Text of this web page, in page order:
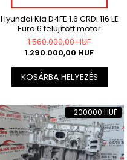
Hyundai Kia D4FE 1.6 CRDi 116 LE
Euro 6 felújított motor
1.560.000,00 HUF
1.290.000,00 HUF
KOSÁRBA HELYEZÉS
-200000 HUF